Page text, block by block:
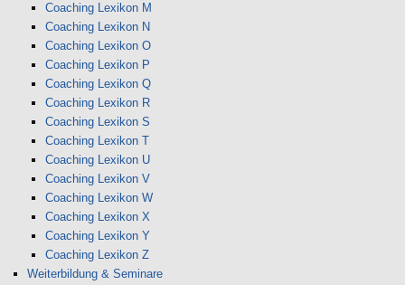
Coaching Lexikon M
Coaching Lexikon N
Coaching Lexikon O
Coaching Lexikon P
Coaching Lexikon Q
Coaching Lexikon R
Coaching Lexikon S
Coaching Lexikon T
Coaching Lexikon U
Coaching Lexikon V
Coaching Lexikon W
Coaching Lexikon X
Coaching Lexikon Y
Coaching Lexikon Z
Weiterbildung & Seminare